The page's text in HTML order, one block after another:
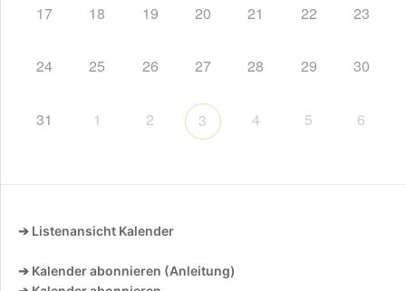
17 18 19 20 21 22 23
24 25 26 27 28 29 30
31 1 2 3 4 5 6
➔ Listenansicht Kalender
➔ Kalender abonnieren (Anleitung)